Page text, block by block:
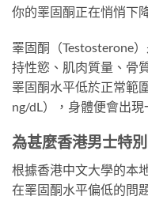
你的睪固酮正在悄悄下
睪固酮（Testosterone
持性慾、肌肉質量、骨
睪固酮水平低於正常範
ng/dL），身體便會出現
為甚麼香港男士特
根據香港中文大學的本
在睪固酮水平偏低的問